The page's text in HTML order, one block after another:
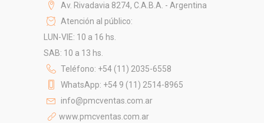
Av. Rivadavia 8274, C.A.B.A. - Argentina
Atención al público:
LUN-VIE: 10 a 16 hs.
SAB: 10 a 13 hs.
Teléfono: +54 (11) 2035-6558
WhatsApp: +54 9 (11) 2514-8965
info@pmcventas.com.ar
www.pmcventas.com.ar